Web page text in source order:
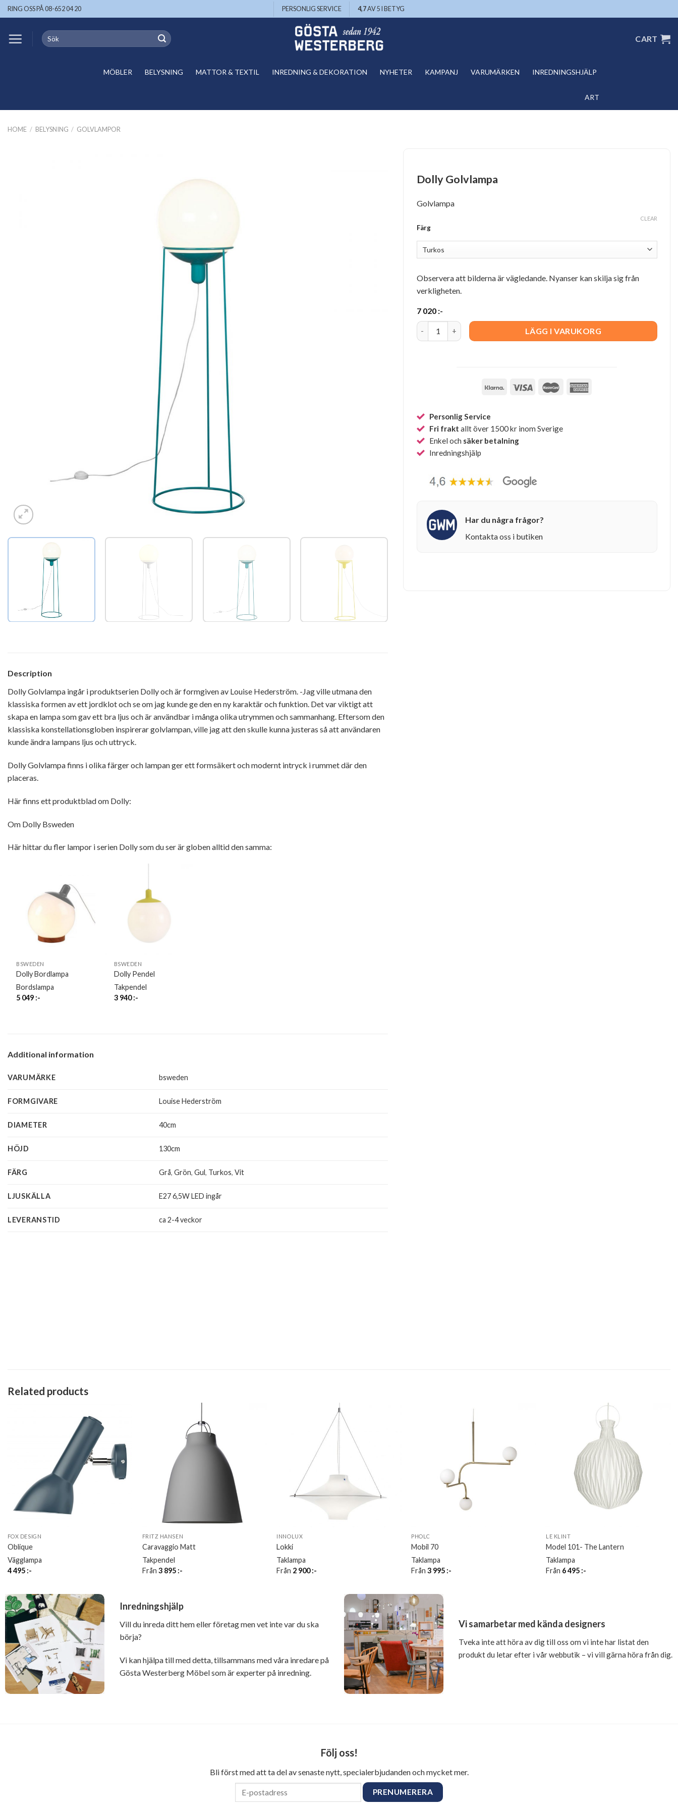
Skip
to
RING OSS PÅ 08-652 04 20 PERSONLIG SERVICE 4,7AV 5 I BETYG
Search
for:
CART
MÖBLER BELYSNING MATTOR & TEXTIL INREDNING & DEKORATION NYHETER KAMPANJ VARUMÄRKEN INREDNINGSHJÄLP
ART
HOME / BELYSNING / GOLVLAMPOR
Description
Dolly Golvlampa ingår i produktserien Dolly och är formgiven av Louise Hederström. -Jag ville utmana den
klassiska formen av ett jordklot och se om jag kunde ge den en ny karaktär och funktion. Det var viktigt att
skapa en lampa som gav ett bra ljus och är användbar i många olika utrymmen och sammanhang. Eftersom den
klassiska konstellationsgloben inspirerar golvlampan, ville jag att den skulle kunna justeras så att användaren
kunde ändra lampans ljus och uttryck.
Dolly Golvlampa finns i olika färger och lampan ger ett formsäkert och modernt intryck i rummet där den
placeras.
Här finns ett produktblad om Dolly:
Om Dolly Bsweden
Här hittar du fler lampor i serien Dolly som du ser är globen alltid den samma:
BSWEDEN
Dolly Bordlampa
Bordslampa
5 049 :-
BSWEDEN
Dolly Pendel
Takpendel
3 940:-
Additional information
VARUMÄRKE bsweden
FORMGIVARE Louise Hederström
DIAMETER 40cm
HÖJD 130cm
FÄRG Grå,Grön,Gul, Turkos,Vit
LJUSKÄLLA E27 6,5W LED ingår
LEVERANSTID ca 2-4 veckor
Dolly Golvlampa
Golvlampa
Färg
CLEAR
Observera att bilderna är vägledande. Nyanser kan skilja sig från
verkligheten.
7 020 :-
Dolly Golvlampa quantity LÄGG I VARUKORG
Personlig Service
Fri frakt allt över 1500 kr inom Sverige
Enkel och säker betalning
Inredningshjälp
Har du några frågor?
Kontakta oss i butiken
Related products
FOX DESIGN
Oblique
Vägglampa
4 495 :-
FRITZ HANSEN
Caravaggio Matt
Takpendel
Från 3 895 :-
INNOLUX
Lokki
Taklampa
Från 2 900:-
PHOLC
Mobil 70
Taklampa
Från3 995 :-
LE KLINT
Model 101- The Lantern
Taklampa
Från 6 495 :-
Inredningshjälp
Vill du inreda ditt hem eller företag men vet inte var du ska
börja?
Vi kan hjälpa till med detta, tillsammans med våra inredare på
Gösta Westerberg Möbel som är experter på inredning.
Vi samarbetar med kända designers
Tveka inte att höra av dig till oss om vi inte har listat den
produkt du letar efter i vår webbutik – vi vill gärna höra från dig.
Följ oss!
Bli först med att ta del av senaste nytt, specialerbjudanden och mycket mer.